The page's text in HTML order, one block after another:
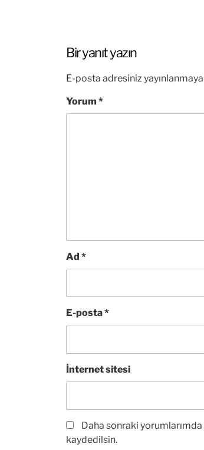
Bir yanıt yazın
E-posta adresiniz
Yorum *
Ad *
E-posta*
İnternet sitesi
Daha sonraki yorumlarımda
kaydedilsin.